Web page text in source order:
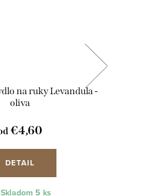
na ruky Levandula -
oliva
€4,60
DETAIL
Skladom 5 ks